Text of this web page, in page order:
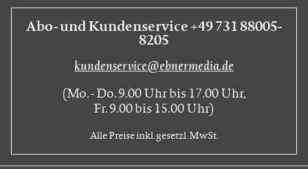
Abo- und Kundenservice +49 731 88005-
8205
kundenservice@ebnermedia.de
(Mo. - Do. 9.00 Uhr bis 17.00 Uhr,
Fr. 9.00 bis 15.00 Uhr)
Alle Preise inkl. gesetzl. MwSt.